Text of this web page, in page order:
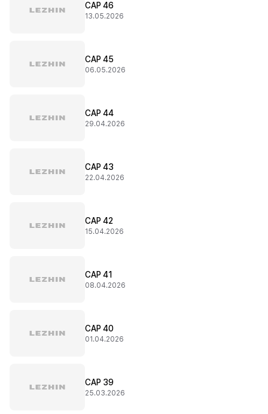
CAP 46
13.05.2026
CAP 45
06.05.2026
CAP 44
29.04.2026
CAP 43
22.04.2026
CAP 42
15.04.2026
CAP 41
08.04.2026
CAP 40
01.04.2026
CAP 39
25.03.2026